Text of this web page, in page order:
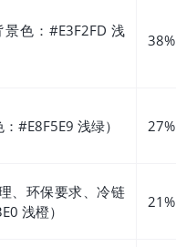
色：#E3F2FD 浅
38%
#E8F5E9 浅绿） 27%
、环保要求、冷链
浅橙）
21%